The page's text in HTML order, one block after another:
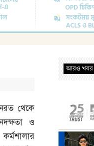
থেকে
ও
আরও খবর